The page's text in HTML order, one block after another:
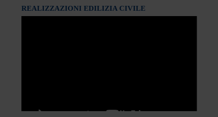
REALIZZAZIONI EDILIZIA CIVILE